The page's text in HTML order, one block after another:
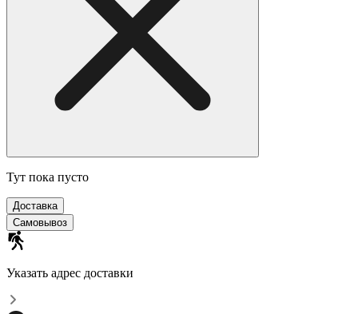
Тут пока пусто
Доставка
Самовывоз
Указать адрес доставки